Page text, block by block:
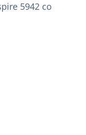
5942 со